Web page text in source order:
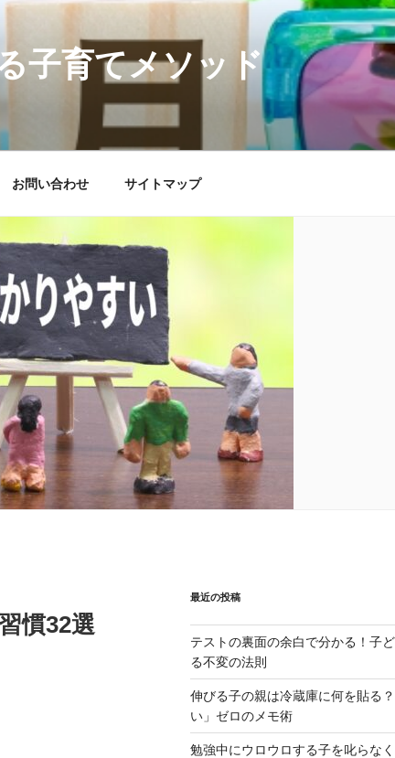
子育てメソッド
お問い合わせ サイトマップ
慣32選
最近の投稿
テストの裏面の余白で分かる！子
る不変の法則
伸びる子の親は冷蔵庫に何を貼る
い」ゼロのメモ術
勉強中にウロウロする子を叱らな